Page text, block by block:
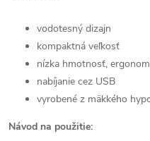
vodotesný dizajn
kompaktná veľkosť
nízka hmotnosť,
nabíjanie cez USB
vyrobené z mäkkého
Návod na použitie: